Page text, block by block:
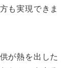
も実現できま
が熱を出した